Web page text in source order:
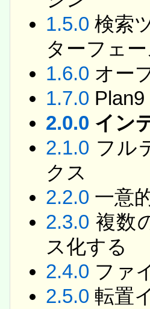
1.5.0 検索
ターフェ
1.6.0 オー
1.7.0 Plan9
2.0.0 イン
2.1.0 フル
クス
2.2.0 一意
2.3.0 複数
ス化する
2.4.0 ファ
2.5.0 転置